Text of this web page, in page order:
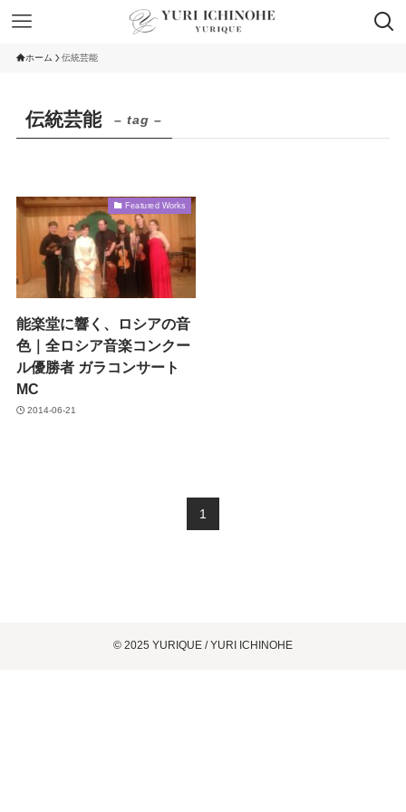
ホーム 伝統芸能
伝統芸能 – tag –
Featured Works
能楽堂に響く、ロシアの音
色｜全ロシア音楽コンクー
ル優勝者 ガラコンサート
MC
2014-06-21
1
© 2025 YURIQUE / YURI ICHINOHE